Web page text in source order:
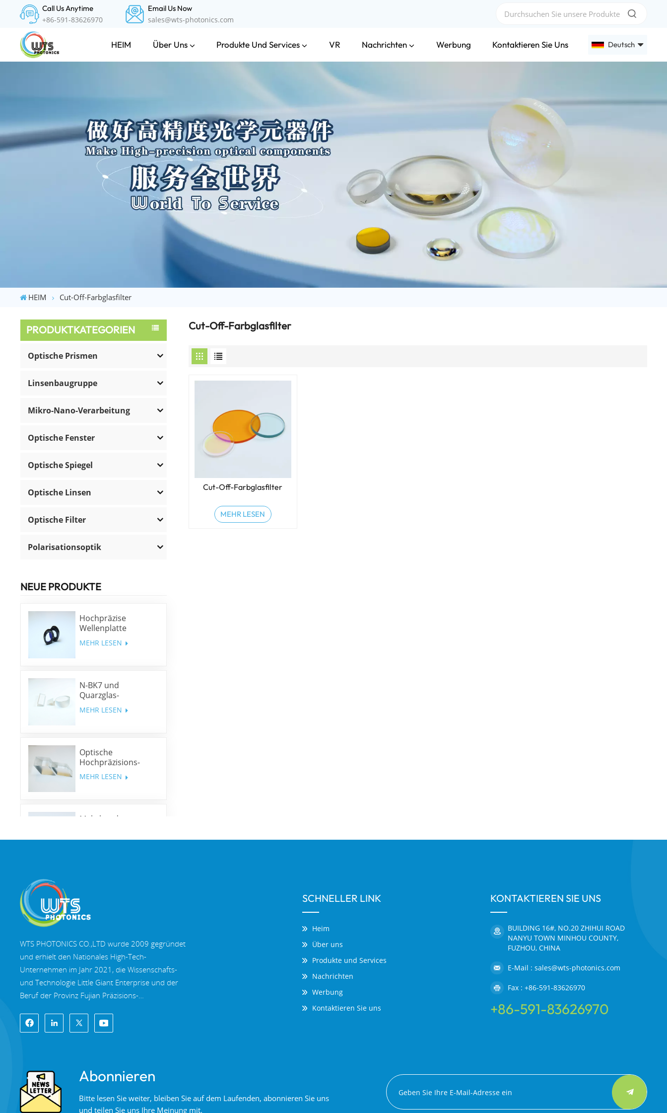
Call Us Anytime
+86-591-83626970
Email Us Now
sales@wts-photonics.com
HEIM Über Uns Produkte Und Services VR Nachrichten Werbung Kontaktieren Sie Uns Deutsch
中文
HEIM Cut-Off-Farbglasfilter
PRODUKTKATEGORIEN
Optische Prismen
Linsenbaugruppe
Mikro-Nano-Verarbeitung
Optische Fenster
Optische Spiegel
Optische Linsen
Optische Filter
Polarisationsoptik
NEUE PRODUKTE
Hochpräzise
Wellenplatte
niedriger Ordnung
MEHR LESEN
N-BK7 und
Quarzglas-
Keilprismen und
Keilfenster
MEHR LESEN
Optische
Hochpräzisions-
Rhombusprismen
MEHR LESEN
Mehrband-
Cut-Off-Farbglasfilter
Cut-Off-Farbglasfilter
MEHR LESEN
WTS PHOTONICS CO.,LTD wurde 2009 gegründet
und erhielt den Nationales High-Tech-
Unternehmen im Jahr 2021, die Wissenschafts-
und Technologie Little Giant Enterprise und der
Beruf der Provinz Fujian Präzisions-
2022. WTS finden in der wunderschöne
Küstenstadt im Südosten Chinas, Fuzhou, eine
Fabrikhallen, eine Gruppe qualifiziertem
technischen Personal und einem kompletten
optischen Verarbeitungssystem,
SCHNELLER LINK
Heim
Über uns
Produkte und Services
Nachrichten
Werbung
Kontaktieren Sie uns
KONTAKTIEREN SIE UNS
BUILDING 16#, NO.20 ZHIHUI ROAD
NANYU TOWN MINHOU COUNTY,
FUZHOU, CHINA
E-Mail : sales@wts-photonics.com
Fax : +86-591-83626970
+86-591-83626970
Abonnieren
Bitte lesen Sie weiter, bleiben Sie auf dem Laufenden, abonnieren Sie uns
und teilen Sie uns Ihre Meinung mit.